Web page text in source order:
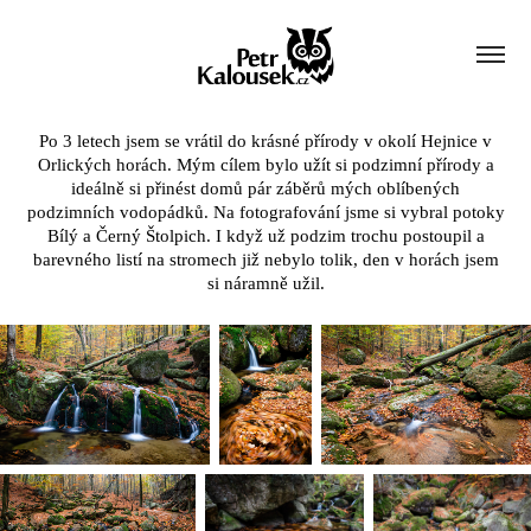
Po 3 letech jsem se vrátil do krásné přírody v okolí Hejnice v
Orlických horách. Mým cílem bylo užít si podzimní přírody a
ideálně si přinést domů pár záběrů mých oblíbených
podzimních vodopádků. Na fotografování jsme si vybral potoky
Bílý a Černý Štolpich. I když už podzim trochu postoupil a
barevného listí na stromech již nebylo tolik, den v horách jsem
si náramně užil.